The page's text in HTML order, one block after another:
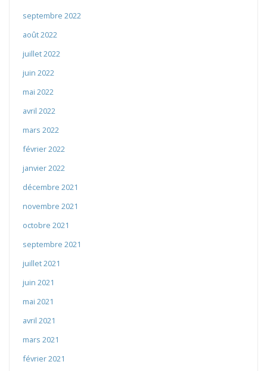
septembre 2022
août 2022
juillet 2022
juin 2022
mai 2022
avril 2022
mars 2022
février 2022
janvier 2022
décembre 2021
novembre 2021
octobre 2021
septembre 2021
juillet 2021
juin 2021
mai 2021
avril 2021
mars 2021
février 2021